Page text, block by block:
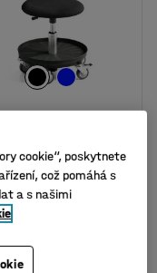
mm, čalouněný
černá
:210613
cookie“, poskytnete
což pomáhá s
a s našimi